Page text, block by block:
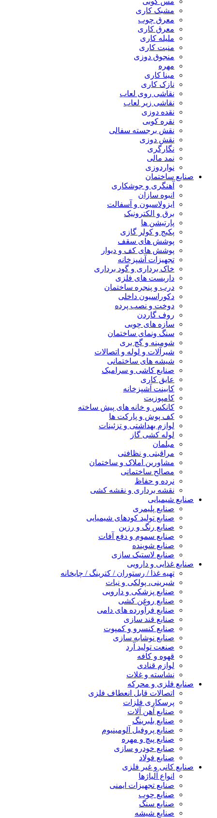
مشبک کاری
معرق چوب
معرق کاری
مليله کاری
منبت کاری
منجوق دوزی
مهره
مینا کاری
نازک کاری
نقاشی روی لعاب
نقاشی زیر لعاب
نقده دوزی
نقره کوبی
نقش برجسته سفالی
نقش دوزی
نگارگری
نمد مالی
نواردوزی
صنایع ساختمان
آهنگری و جوشکاری
انبوه سازان
ایزولاسیون و آسفالت
برق و الکترونیک
پارتیشن ها
پکیج و کولر گازی
پوشش های سقف
پوشش های کف و دیوار
تجهیزات آشپزخانه
خاک برداری و گود برداری
داربست های فلزی
درب و پنجره ساختمان
دکوراسیون داخلی
دوخت و نصب پرده
روف گاردن
سازه های چوبی
سنگ ونمای ساختمان
شومینه و گچ بری
شیرآلات و لوله و اتصالات
شیشه های ساختمانی
صنایع کاشی و سرامیک
عایق کاری
کابینت آشپزخانه
کامپوزیت
کانکس و خانه های پیش ساخته
کف پوش و پارکت ها
لوازم بهداشتی و تزئینات
لوله کشی گاز
مبلمان
مراقبتی و نظافتی
مشاورین املاک و ساختمان
مصالح ساختمانی
نرده و حفاظ
نقشه برداری و نقشه کشی
صنایع شیمیایی
صنایع پلیمری
صنایع تولید کودهای شیمیایی
صنایع رنگ و رزین
صنایع سموم و دفع آفات
صنایع شوینده
صنایع لاستیک سازی
صنایع غذایی و دارویی
تهیه غذا / رستوران / کترینگ / چایخانه
شیرینی، پولکی و نبات
صنایع پزشکی و دارویی
صنایع روغن کشی
صنایع فرآورده های دامی
صنایع قند سازی
صنایع کنسرو و کمپوت
صنایع نوشابه سازی
صنعت تولید آرد
قهوه و کافه
لوازم قنادی
نشاسته و غلات
صنایع فلزی و محرکه
اتصالات قابل انعطاف فلزی
پرسکاری فلزات
صنایع آهن آلات
صنایع بلبرینگ
صنایع پروفیل آلومینیوم
صنایع پیچ و مهره
صنایع خودرو سازی
صنایع فولاد
صنایع کانی و غیر فلزی
انواع آلياژها
صنایع تجهیزات ایمنی
صنایع چوب
صنایع سنگ
صنایع شیشه